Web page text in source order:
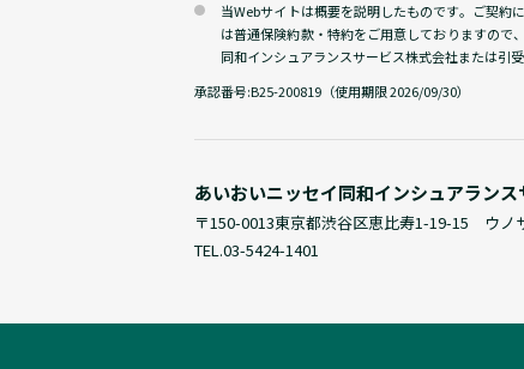
当Webサイトは概要を説明したものです。ご契約
は普通保険約款・特約をご用意しておりますので
同和インシュアランスサービス株式会社または引
承認番号:B25-200819（使用期限 2026/09/30）
あいおいニッセイ同和インシュアラン
〒150-0013東京都渋谷区恵比寿1-19-15 ウノ
TEL.03-5424-1401